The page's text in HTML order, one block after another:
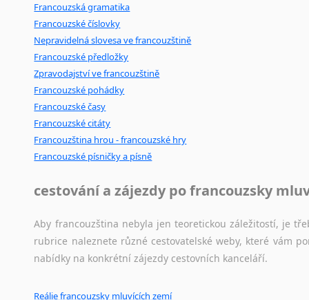
Francouzská gramatika
Francouzské číslovky
Nepravidelná slovesa ve francouzštině
Francouzské předložky
Zpravodajství ve francouzštině
Francouzské pohádky
Francouzské časy
Francouzské citáty
Francouzština hrou - francouzské hry
Francouzské písničky a písně
cestování a zájezdy po francouzsky
Aby francouzština nebyla jen teoretickou záležitostí, je
rubrice naleznete různé cestovatelské weby, které vám
nabídky na konkrétní zájezdy cestovních kanceláří.
Reálie francouzsky mluvících zemí